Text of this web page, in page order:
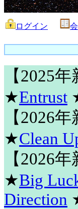
ログイン
【2025
★Entrust
【2026
★Clean
【2026
★Big
Direction